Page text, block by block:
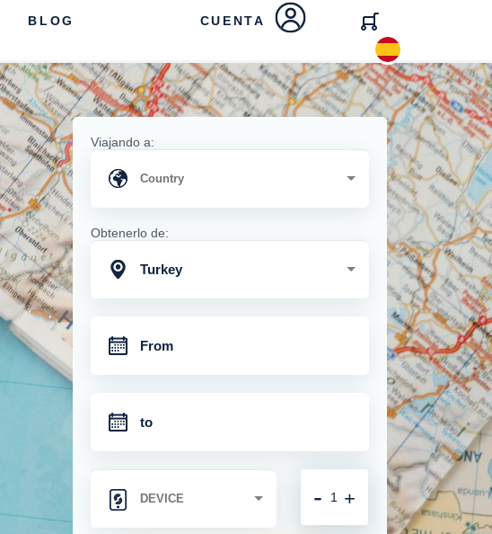
BLOG CUENTA
Viajando a:
Obtenerlo de:
Turkey
+
-